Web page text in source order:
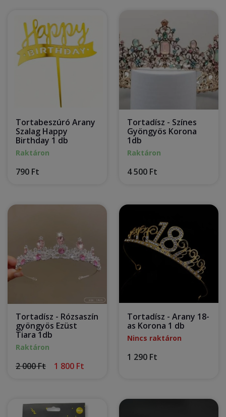
Tortabeszúró Arany
Szalag Happy
Birthday 1 db
Raktáron
790 Ft
Tortadísz - Színes
Gyöngyös Korona
1db
Raktáron
4 500 Ft
Tortadísz - Rózsaszín
gyöngyös Ezüst
Tiara 1db
Raktáron
2 000 Ft 1 800 Ft
Tortadísz - Arany 18-
as Korona 1 db
Nincs raktáron
1 290 Ft